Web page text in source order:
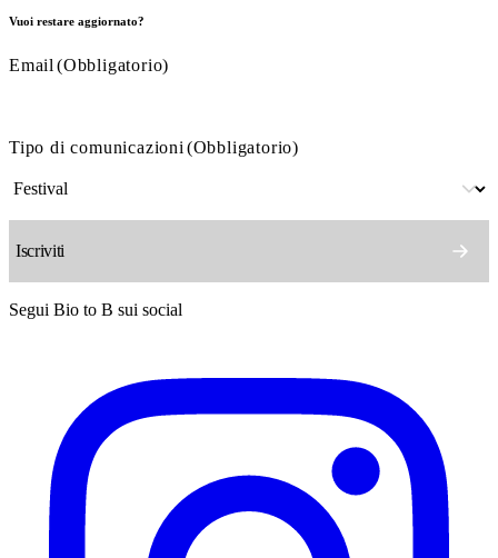
Vuoi restare aggiornato?
Email (Obbligatorio)
Tipo di comunicazioni (Obbligatorio)
Segui Bio to B sui social